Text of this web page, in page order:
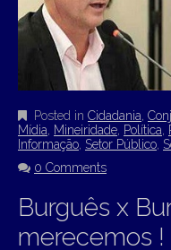
Posted in Cidadania
Mídia
Mineiridade Política
Informação Setor Público
0 Comments
Burguês x
merecemos !